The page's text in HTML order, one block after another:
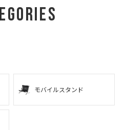
り取りができるなんて！素晴らし
マを聞いて頂き、迅速に対応して
仕上がりました☆
なので、とても尊敬します☆ ま
たいと思いますので、どうぞよろ
モバイルスタンド